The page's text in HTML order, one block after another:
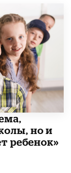
но и
ребенок»